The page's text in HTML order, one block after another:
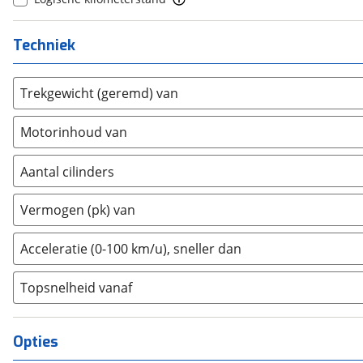
Donkervoort (0)
Estrima
Etalian (0)
Farizon (0)
Ferrari (0)
Fiat
Ford (6
Ford USA (0)
Geely (0
Genesis (0)
GMC (0)
Honda (0)
Hummer
Techniek
Trekgewicht (geremd) van
Motorinhoud van
Aantal cilinders
2 (0)
3 )
5 (0)
6 (0)
Vermogen (pk) van
Acceleratie (0-100 km/u), sneller dan
Topsnelheid vanaf
Opties